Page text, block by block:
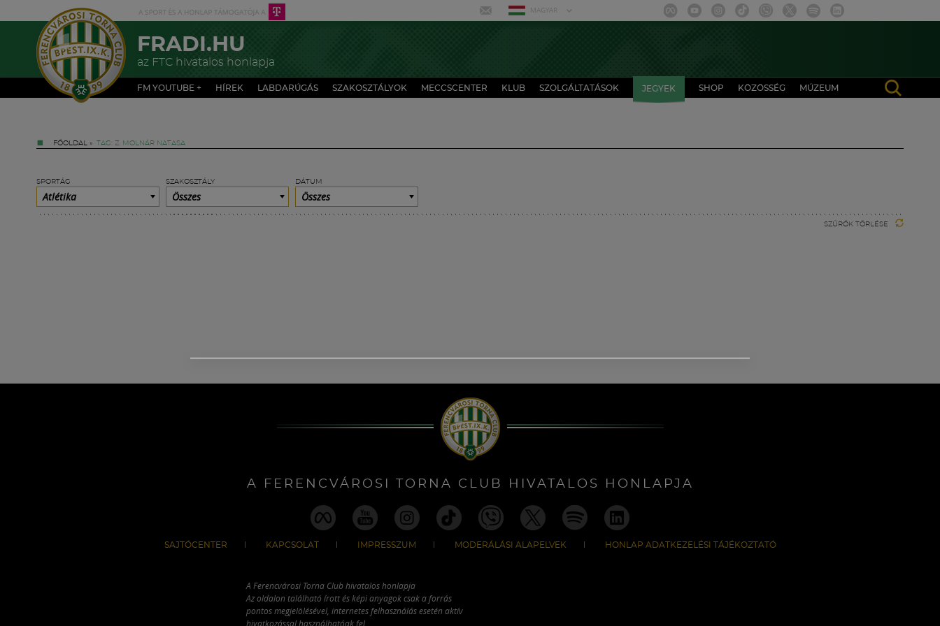
MAGYAR
FRADI.HU
az FTC hivatalos honlapja
FM YOUTUBE + HÍREK LABDARÚGÁS SZAKOSZTÁLYOK MECCSCENTER KLUB SZOLGÁLTATÁSOK JEGYEK SHOP KÖZÖSSÉG MÚZEUM
FŐOLDAL » TAG: Z. MOLNÁR NATASA
SPORTÁG
Atlétika
SZAKOSZTÁLY
Összes
DÁTUM
Összes
SZŰRŐK TÖRLÉSE
A FERENCVÁROSI TORNA CLUB HIVATALOS HONLAPJA
SAJTÓCENTER KAPCSOLAT IMPRESSZUM MODERÁLÁSI ALAPELVEK HONLAP ADATKEZELÉSI TÁJÉKOZTATÓ
A Ferencvárosi Torna Club hivatalos honlapja
Az oldalon található írott és képi anyagok csak a forrás
pontos megjelölésével, internetes felhasználás esetén aktív
hivatkozással használhatóak fel.